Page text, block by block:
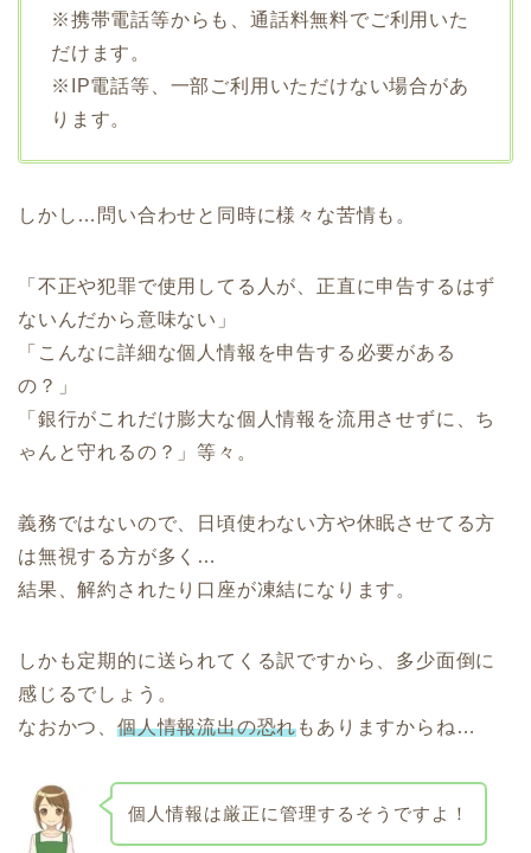
※携帯電話等からも、通話料無料でご利用いた
だけます。
※IP電話等、一部ご利用いただけない場合があ
ります。
しかし…問い合わせと同時に様々な苦情も。
「不正や犯罪で使用してる人が、正直に申告するはず
ないんだから意味ない」
「こんなに詳細な個人情報を申告する必要がある
の？」
「銀行がこれだけ膨大な個人情報を流用させずに、ち
ゃんと守れるの？」等々。
義務ではないので、日頃使わない方や休眠させてる方
は無視する方が多く…
結果、解約されたり口座が凍結になります。
しかも定期的に送られてくる訳ですから、多少面倒に
感じるでしょう。
なおかつ、 個人情報流出の恐れもありますからね…
個人情報は厳正に管理するそうですよ！